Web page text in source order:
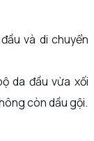
và di chuyển
da đầu vừa xối
còn dầu gội.